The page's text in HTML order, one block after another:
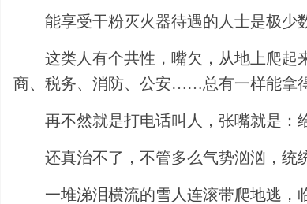
能享受干粉灭火器待遇的人士是极少
这类人有个共性，嘴欠，从地上爬起
商、税务、消防、公安……总有一样能拿
再不然就是打电话叫人，张嘴就是：
还真治不了，不管多么气势汹汹，统
一堆涕泪横流的雪人连滚带爬地逃